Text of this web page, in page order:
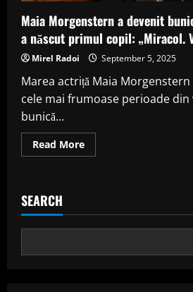
Maia Morgenstern a devenit
a născut primul copil: „Miracol.
Mirel Radoi September 5, 2025
Marea actriță Maia
cele mai frumoase perioade din
bunică...
Read MoreRead
more
bunică.
ei,
a
SEARCH